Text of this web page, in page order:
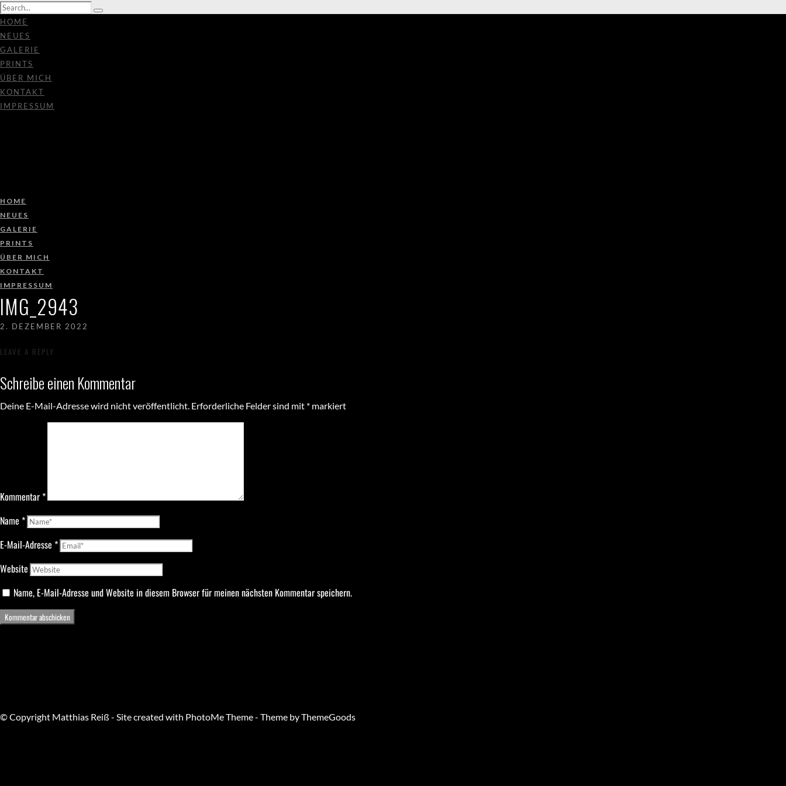
HOME
NEUES
GALERIE
PRINTS
ÜBER MICH
KONTAKT
IMPRESSUM
HOME
NEUES
GALERIE
PRINTS
ÜBER MICH
KONTAKT
IMPRESSUM
IMG_2943
2. DEZEMBER 2022
LEAVE A REPLY
Schreibe einen Kommentar
Deine E-Mail-Adresse wird nicht veröffentlicht. Erforderliche Felder sind mit * markiert
Kommentar*
Name *
E-Mail-Adresse *
Website
Name, E-Mail-Adresse und Website in diesem Browser für meinen nächsten Kommentar speichern.
© Copyright Matthias Reiß - Site created with PhotoMe Theme - Theme by ThemeGoods